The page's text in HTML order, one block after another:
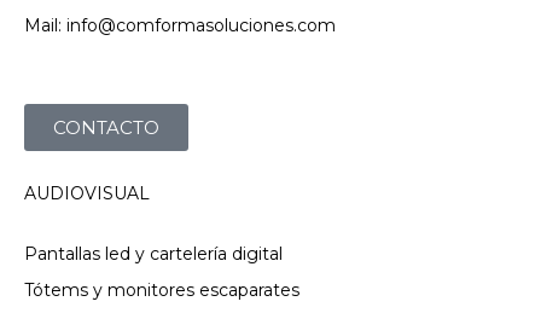
Mail: info@comformasoluciones.com
CONTACTO
AUDIOVISUAL
Pantallas led y cartelería digital
Tótems y monitores escaparates